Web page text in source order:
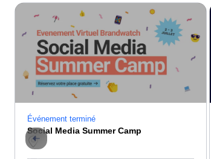
Événement terminé
Social Media Summer Camp